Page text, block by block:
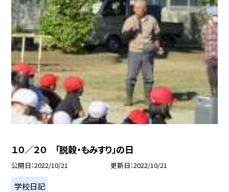
１０／２０ 「脱穀・もみすり」の日
公開日 2022/10/21 更新日 2022/10/21
学校日記